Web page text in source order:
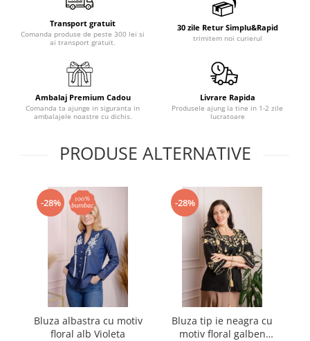
Transport gratuit
Comanda produse de peste 300 lei si
ai transport gratuit.
30 zile Retur Simplu&Rapid
trimitem noi curierul
Ambalaj Premium Cadou
Comanda ta ajunge in siguranta in
ambalajele noastre cu dichis.
Livrare Rapida
Produsele ajung la tine in 1-2 zile
lucratoare
PRODUSE ALTERNATIVE
-28%
Bluza albastra cu motiv
floral alb Violeta
-28%
Bluza tip ie neagra cu
motiv floral galben